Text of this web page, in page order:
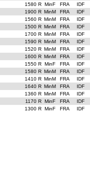
1580 R MinF FRA
IDF
1900 R MinM FRA
IDF
1560 R MinM FRA
IDF
1500 R MinM FRA
IDF
1700 R MinM FRA
IDF
1590 R MinM FRA
IDF
1520 R MinM FRA
IDF
1600 R MinM FRA
IDF
1550 R MinF FRA
IDF
1580 R MinM FRA
IDF
1410 R MinM FRA
IDF
1640 R MinM FRA
IDF
1360 R MinM FRA
IDF
1170 R MinF FRA
IDF
1300 R MinF FRA IDF